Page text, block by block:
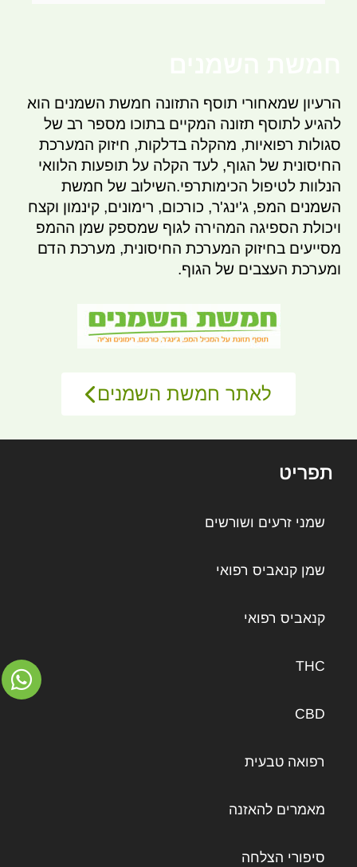
הרעיון שמאחורי תוסף התזונה חמשת השמנים הוא
להגיע לתוסף תזונה המקיים בתוכו מספר רב של
סגולות רפואיות, מהקלה בדלקות, חיזוק המערכת
החיסונית של הגוף, לעד הקלה על תופעות הלוואי
הנלוות לטיפול הכימותרפי.השילוב של חמשת
השמנים המפ, ג'ינג'ר, כורכום, רימונים, קינמון וקצח
ויכולת הספיגה המהירה לגוף שמספק שמן ההמפ
מסייעים בחיזוק המערכת החיסונית, מערכת הדם
ומערכת העצבים של הגוף.
לאתר חמשת השמנים
תפריט
שמני זרעים ושורשים
שמן קנאביס רפואי
קנאביס רפואי
THC
CBD
רפואה טבעית
מאמרים להאזנה
סיפורי הצלחה